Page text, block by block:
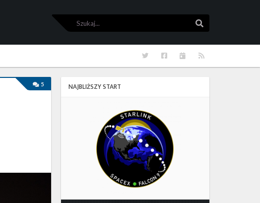
Szukaj
RSS
Kalendarze
Facebook
Twitter
5 NAJBLIŻSZY START